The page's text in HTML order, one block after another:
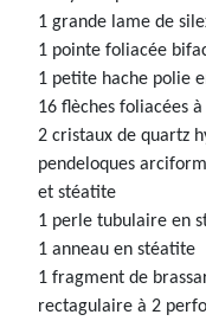
1 grande lame de
1 pointe foliacée
1 petite hache polie
16 flèches foliacées
2 cristaux de quartz
pendeloques
et stéatite
1 perle tubulaire en
1 anneau en stéatite
1 fragment de
rectagulaire à 2